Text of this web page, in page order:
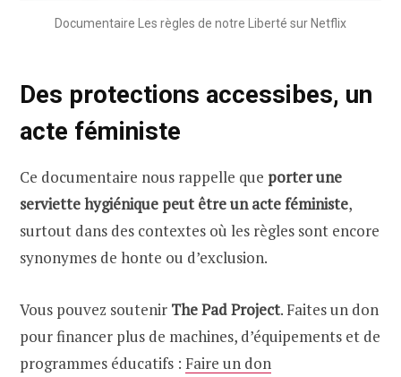
Documentaire Les règles de notre Liberté sur Netflix
Des protections accessibes, un
acte féministe
Ce documentaire nous rappelle que porter une
serviette hygiénique peut être un acte féministe,
surtout dans des contextes où les règles sont encore
synonymes de honte ou d’exclusion.
Vous pouvez soutenir The Pad Project. Faites un don
pour financer plus de machines, d’équipements et de
programmes éducatifs : Faire un don